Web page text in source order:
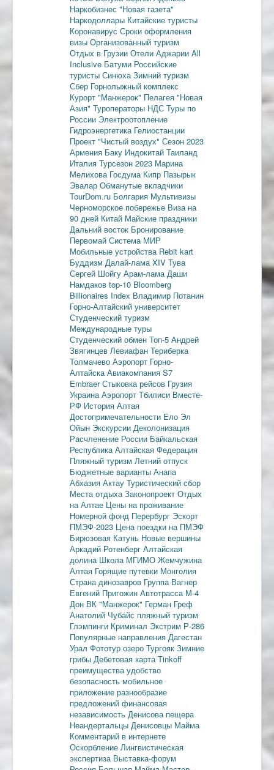
Наркобизнес "Новая газета"
Наркодоллары Китайские туристы
Коронавирус Сроки оформления
визы Организованный туризм
Отдых в Грузии Отели Аджарии All
Inclusive Батуми Российские
туристы СинюхаЗимний туризм
Сбер Горнолыжный комплекс
Курорт "Манжерок" Пелагея "Новая
Азия" Туроператоры НДС Туры по
России Электроотопление
Гидроэнергетика Гелиостанции
Проект "Чистый воздух" Сезон 2023
Армения Баку Индокитай Таиланд
Италия Турсезон 2023 Марина
Мелихова Госдума Кипр Пазырык
Эвалар Обманутые вкладчики
TourDom.ru Болгария Мультивизы
Черноморское побережье Виза на
90 дней Китай Майские праздники
Дальний восток Бронирование
Первомай Система МИР
Мобильные устройства Rebit kart
Буддизм Далай-лама XIV Тува
Сергей Шойгу Арам-ламаДаши
Намдаков top-10 Bloomberg
Billionaires Index Владимир Потанин
Горно-Алтайский университет
Студенческий туризм
Международные туры
Студенческий обмен Топ-5 Андрей
Звягинцев Левиафан Териберка
Толмачево Аэропорт Горно-
АлтайскаАвиакомпания S7
EmbraerСтыковка рейсов Грузия
УкраинаАэропорт Тбилиси Вместе-
РФ История Алтая
Достопримечательности Ело Эл
Ойын Экскурсии Деколонизация
Расчленение России Байкальская
РеспубликаАлтайская Федерация
Пляжный туризм Летний отпуск
Бюджетные варианты Анапа
Абхазия Актау Туристический сбор
Места отдыхаЗаконопроект Отдых
на Алтае Цены на проживание
Номерной фонд Перербург Эскорт
ПМЭФ-2023 Цена поездки на ПМЭФ
Бирюзовая Катунь Новые вершины
Аркадий Ротенберг Алтайская
долина Школа МГИМО Жемчужина
Алтая Горящие путевки Монголия
Страна динозавров Группа Вагнер
Евгений Пригожин Автотрасса М-4
Дон ВК "Манжерок" Герман Греф
Анатолий Чубайс пляжный туризм
Глэмпинги Криминал Экстрим Р-286
Популярные направления Дагестан
Урал Фототур озеро Тургояк Зимние
грибы Дебетовая картаTinkoff
преимуществаудобство
безопасность мобильное
приложение разнообразие
предложений финансовая
независимость Денисова пещера
Неандертальцы Денисовцы Майма
Комментарий в интернете
Оскорбление Лингвистическая
экспертиза Выставка-форум